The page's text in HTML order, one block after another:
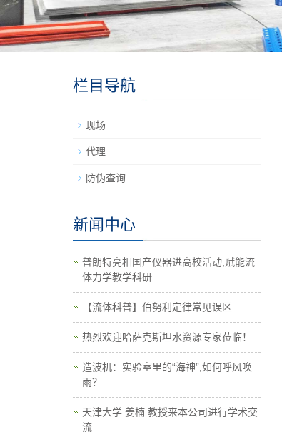
栏目导航
现场
代理
防伪查询
新闻中心
普朗特亮相国产仪器进高校活动,赋能流
体力学教学科研
【流体科普】伯努利定律常见误区
热烈欢迎哈萨克斯坦水资源专家莅临！
造波机：实验室里的“海神”,如何呼风唤
雨？
天津大学 姜楠 教授来本公司进行学术交
流